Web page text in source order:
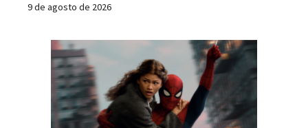
9 de agosto de 2026